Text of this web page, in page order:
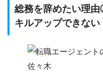
総務を辞めたい理
キルアップできない
佐々木